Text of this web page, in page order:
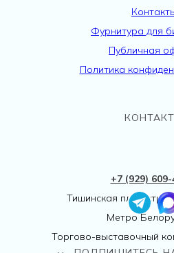
Фурнитура для
Публичная
Политика
+7 (929)
Тишинская пл., 1
Метро
Торгово-выставочный